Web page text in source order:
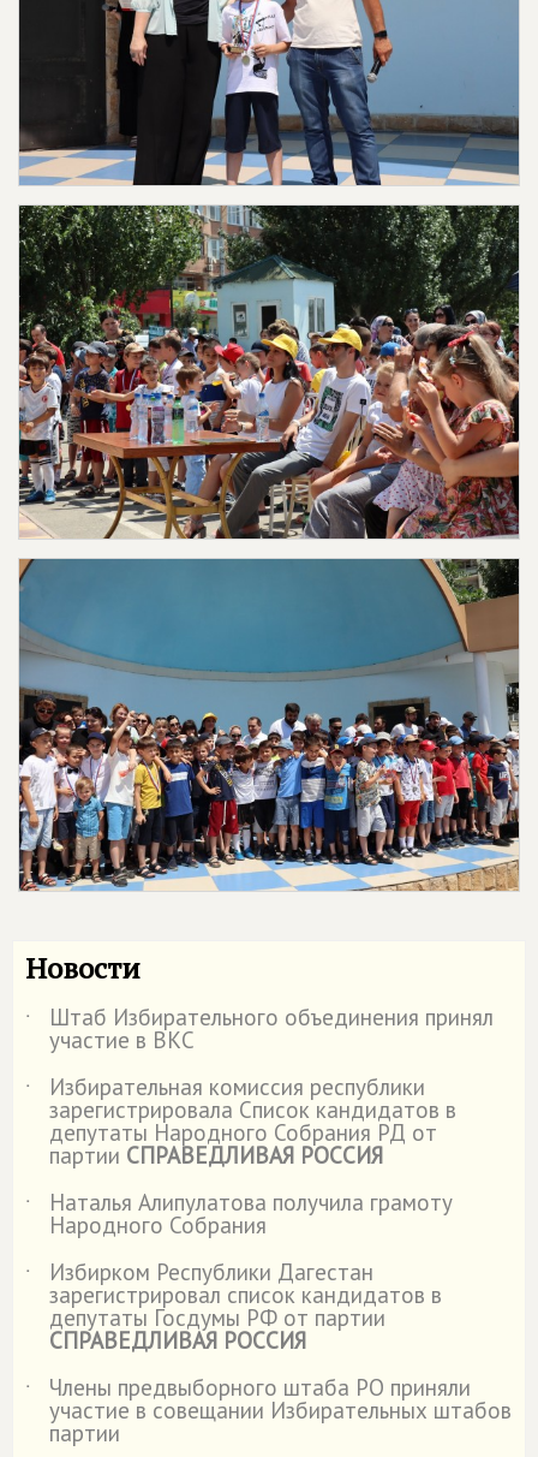
Новости
˙ Штаб Избирательного объединения принял
участие в ВКС
˙
Избирательная комиссия республики
зарегистрировала Список кандидатов в
депутаты Народного Собрания РД от
партии СПРАВЕДЛИВАЯ РОССИЯ
˙
Наталья Алипулатова получила грамоту
Народного Собрания
˙
Избирком Республики Дагестан
зарегистрировал список кандидатов в
депутаты Госдумы РФ от партии
СПРАВЕДЛИВАЯ РОССИЯ
˙
Члены предвыборного штаба РО приняли
участие в совещании Избирательных штабов
партии